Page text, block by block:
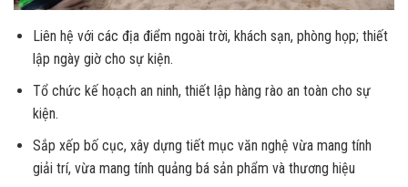
Liên hệ với các địa điểm ngoài trời, khách sạn, phòng họp; thiết
lập ngày giờ cho sự kiện.
Tổ chức kế hoạch an ninh, thiết lập hàng rào an toàn cho sự
kiện.
Sắp xếp bố cục, xây dựng tiết mục văn nghệ vừa mang tính
giải trí, vừa mang tính quảng bá sản phẩm và thương hiệu